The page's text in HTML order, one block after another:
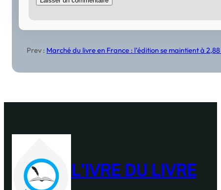
Prev : Marché du livre en France : l’édition se maintient à
L'IVRE DU LIVRE